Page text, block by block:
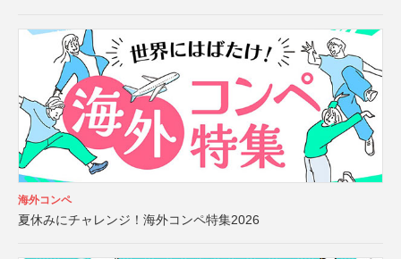
海外コンペ
夏休みにチャレンジ！海外コンペ特集2026